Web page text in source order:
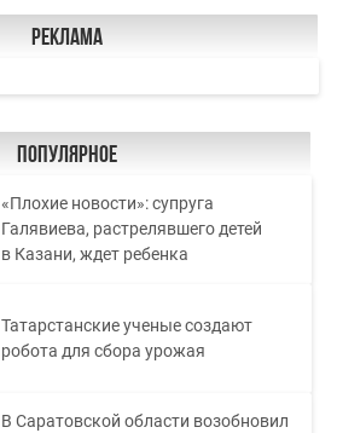
Реклама
Популярное
«Плохие новости»: супруга
Галявиева, растрелявшего детей
в Казани, ждет ребенка
Татарстанские ученые создают
робота для сбора урожая
В Саратовской области возобновил